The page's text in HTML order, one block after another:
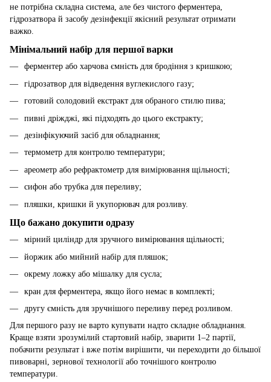
не потрібна складна система, але без чистого ферментера,
гідрозатвора й засобу дезінфекції якісний результат отримати
важко.
Мінімальний набір для першої варки
ферментер або харчова ємність для бродіння з кришкою;
гідрозатвор для відведення вуглекислого газу;
готовий солодовий екстракт для обраного стилю пива;
пивні дріжджі, які підходять до цього екстракту;
дезінфікуючий засіб для обладнання;
термометр для контролю температури;
ареометр або рефрактометр для вимірювання щільності;
сифон або трубка для переливу;
пляшки, кришки й укупорювач для розливу.
Що бажано докупити одразу
мірний циліндр для зручного вимірювання щільності;
йоржик або мийний набір для пляшок;
окрему ложку або мішалку для сусла;
кран для ферментера, якщо його немає в комплекті;
другу ємність для зручнішого переливу перед розливом.
Для першого разу не варто купувати надто складне обладнання.
Краще взяти зрозумілий стартовий набір, зварити 1–2 партії,
побачити результат і вже потім вирішити, чи переходити до більшої
пивоварні, зернової технології або точнішого контролю
температури.